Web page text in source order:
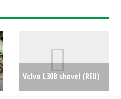
Volvo L30B shovel (REU)